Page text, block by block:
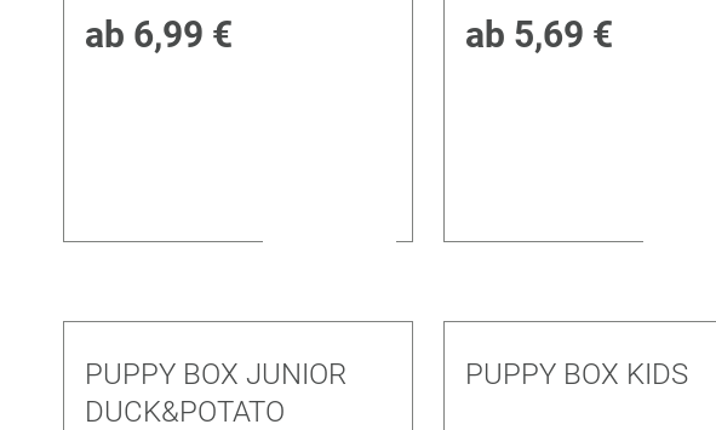
ab 6,99 € ab 5,69 €
PUPPY BOX JUNIOR
DUCK&POTATO
PUPPY BOX KIDS